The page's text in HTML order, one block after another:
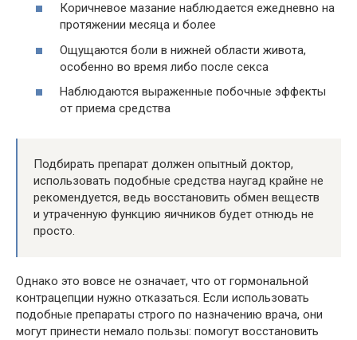
Коричневое мазание наблюдается ежедневно на
протяжении месяца и более
Ощущаются боли в нижней области живота,
особенно во время либо после секса
Наблюдаются выраженные побочные эффекты
от приема средства
Подбирать препарат должен опытный доктор,
использовать подобные средства наугад крайне не
рекомендуется, ведь восстановить обмен веществ
и утраченную функцию яичников будет отнюдь не
просто.
Однако это вовсе не означает, что от гормональной
контрацепции нужно отказаться. Если использовать
подобные препараты строго по назначению врача, они
могут принести немало пользы: помогут восстановить